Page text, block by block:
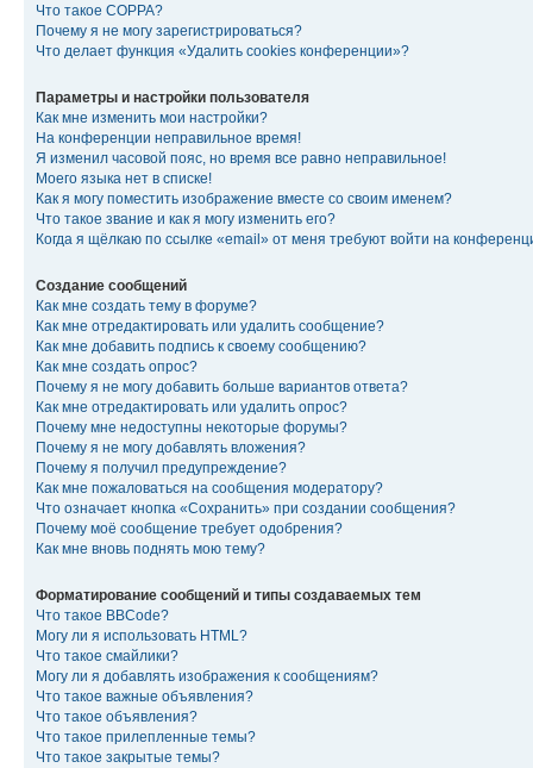
Что такое COPPA?
Почему я не могу зарегистрироваться?
Что делает функция «Удалить cookies конференции»?
Параметры и настройки пользователя
Как мне изменить мои настройки?
На конференции неправильное время!
Я изменил часовой пояс, но время все равно неправильное!
Моего языка нет в списке!
Как я могу поместить изображение вместе со своим именем?
Что такое звание и как я могу изменить его?
Когда я щёлкаю по ссылке «email» от меня требуют войти на
Создание сообщений
Как мне создать тему в форуме?
Как мне отредактировать или удалить сообщение?
Как мне добавить подпись к своему сообщению?
Как мне создать опрос?
Почему я не могу добавить больше вариантов ответа?
Как мне отредактировать или удалить опрос?
Почему мне недоступны некоторые форумы?
Почему я не могу добавлять вложения?
Почему я получил предупреждение?
Как мне пожаловаться на сообщения модератору?
Что означает кнопка «Сохранить» при создании сообщения?
Почему моё сообщение требует одобрения?
Как мне вновь поднять мою тему?
Форматирование сообщений и типы создаваемых тем
Что такое BBCode?
Могу ли я использовать HTML?
Что такое смайлики?
Могу ли я добавлять изображения к сообщениям?
Что такое важные объявления?
Что такое объявления?
Что такое прилепленные темы?
Что такое закрытые темы?